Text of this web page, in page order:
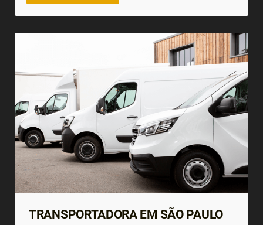
TRANSPORTADORA EM SÃO PAULO